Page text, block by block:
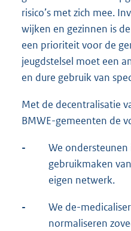
risico’s met zich mee.
wijken en gezinnen is
een prioriteit voor de
jeugdstelsel moet een
en dure gebruik van
Met de decentralisatie
BMWE-gemeenten de
-
We
gebruikmaken
eigen netwerk.
-
We de-
normaliseren